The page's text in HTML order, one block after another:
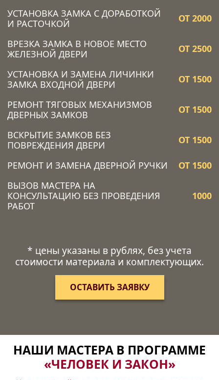
УСТАНОВКА ЗАМКА C ДОРАБОТКОЙ
И РАСТОЧКОЙ
ОТ 2000
ВРЕЗКА ЗАМКА В НОВОЕ МЕСТО
ЖЕЛЕЗНОЙ ДВЕРИ
ОТ 2500
УСТАНОВКА И ЗАМЕНА ЛИЧИНКИ
ЗАМКА ВХОДНОЙ ДВЕРИ
ОТ 1500
РЕМОНТ ТЯГОВЫХ МЕХАНИЗМОВ
ДВЕРНЫХ ЗАМКОВ
ОТ 1500
ВСКРЫТИЕ ЗАМКОВ БЕЗ
ПОВРЕЖДЕНИЯ ДВЕРИ
ОТ 1500
РЕМОНТ И ЗАМЕНА ДВЕРНОЙ РУЧКИ
ОТ 1500
ВЫЗОВ МАСТЕРА НА
КОНСУЛЬТАЦИЮ БЕЗ ПРОВЕДЕНИЯ
РАБОТ
1000
* цены указаны в рублях, без учета
стоимости материала и комплектующих.
ОСТАВИТЬ ЗАЯВКУ
НАШИ МАСТЕРА В ПРОГРАММЕ
«ЧЕЛОВЕК И ЗАКОН»